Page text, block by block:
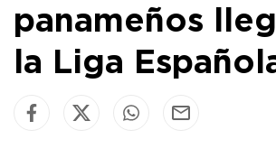
panameños
la Liga